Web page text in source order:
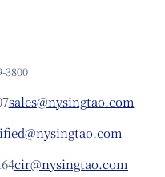
3800
sales@nysingtao.com
cir@nysingtao.com